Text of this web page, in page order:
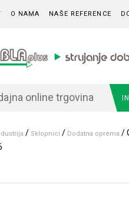
O NAMA NAŠE REFERENCE
online trgovina
/ Sklopnici / Dodatna oprema /